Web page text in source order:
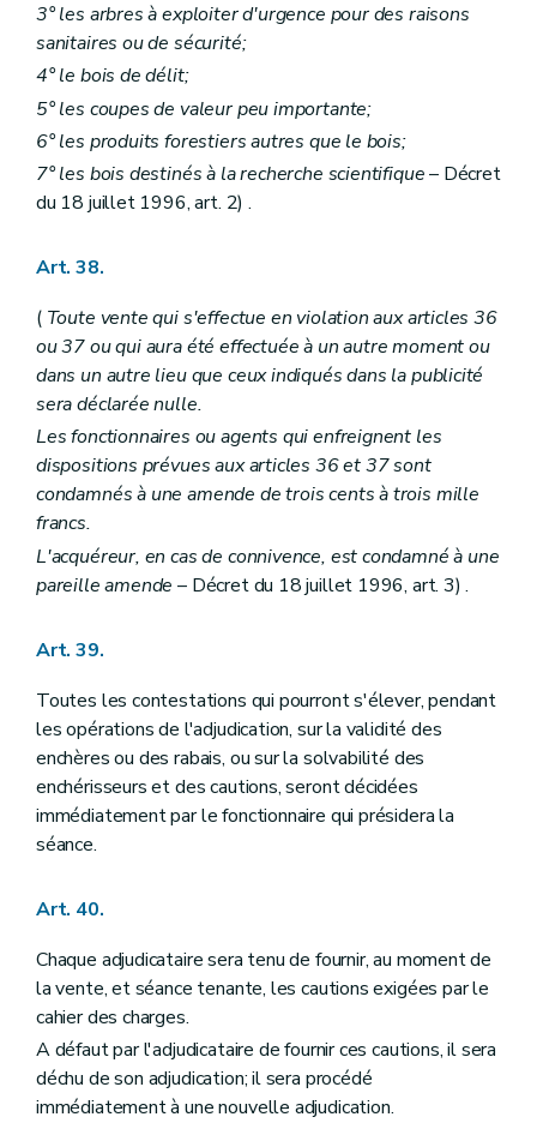
3° les arbres à exploiter d'urgence pour des raisons
sanitaires ou de sécurité;
4° le bois de délit;
5° les coupes de valeur peu importante;
6° les produits forestiers autres que le bois;
7° les bois destinés à la recherche scientifique– Décret
du 18 juillet 1996, art. 2) .
Art. 38.
( Toute vente qui s'effectue en violation aux articles 36
ou 37 ou qui aura été effectuée à un autre moment ou
dans un autre lieu que ceux indiqués dans la publicité
sera déclarée nulle.
Les fonctionnaires ou agents qui enfreignent les
dispositions prévues aux articles 36 et 37 sont
condamnés à une amende de trois cents à trois mille
francs.
L'acquéreur, en cas de connivence, est condamné à une
pareille amende – Décret du 18 juillet 1996, art. 3) .
Art. 39.
Toutes les contestations qui pourront s'élever, pendant
les opérations de l'adjudication, sur la validité des
enchères ou des rabais, ou sur la solvabilité des
enchérisseurs et des cautions, seront décidées
immédiatement par le fonctionnaire qui présidera la
séance.
Art. 40.
Chaque adjudicataire sera tenu de fournir, au moment de
la vente, et séance tenante, les cautions exigées par le
cahier des charges.
A défaut par l'adjudicataire de fournir ces cautions, il sera
déchu de son adjudication; il sera procédé
immédiatement à une nouvelle adjudication.